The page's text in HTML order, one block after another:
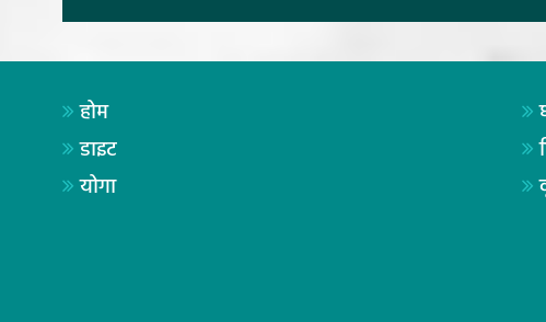
होम
डाइट
योगा